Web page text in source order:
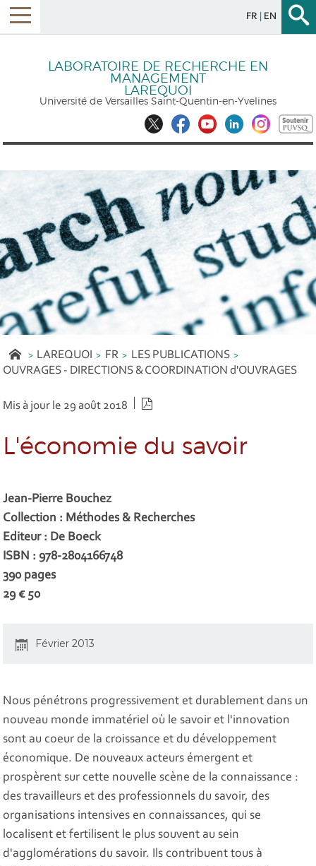
FR EN
LABORATOIRE DE RECHERCHE EN
MANAGEMENT
LAREQUOI
Université de Versailles Saint-Quentin-en-Yvelines
LAREQUOI FR
LES PUBLICATIONS
OUVRAGES - DIRECTIONS & COORDINATION d'OUVRAGES
Mis à jour le 29 août 2018
L'économie du savoir
Jean-Pierre Bouchez
Collection : Méthodes & Recherches
Editeur : De Boeck
ISBN : 978-2804166748
390 pages
29 € 50
Février 2013
Nous pénétrons progressivement et durablement dans un
nouveau monde immatériel où le savoir et l'innovation
sont au coeur de la croissance et du développement
économique. De nouveaux acteurs émergent et
prospèrent sur cette nouvelle scène de la connaissance :
des travailleurs et des professionnels du savoir, des
organisations intensives en connaissances, qui se
localisent et fertilisent le plus souvent au sein
d'agglomérations du savoir. Ils contribuent tous à